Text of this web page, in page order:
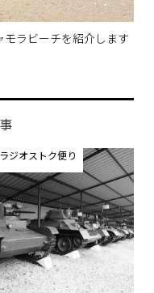
ラビーチを紹介します
ジオストク便り